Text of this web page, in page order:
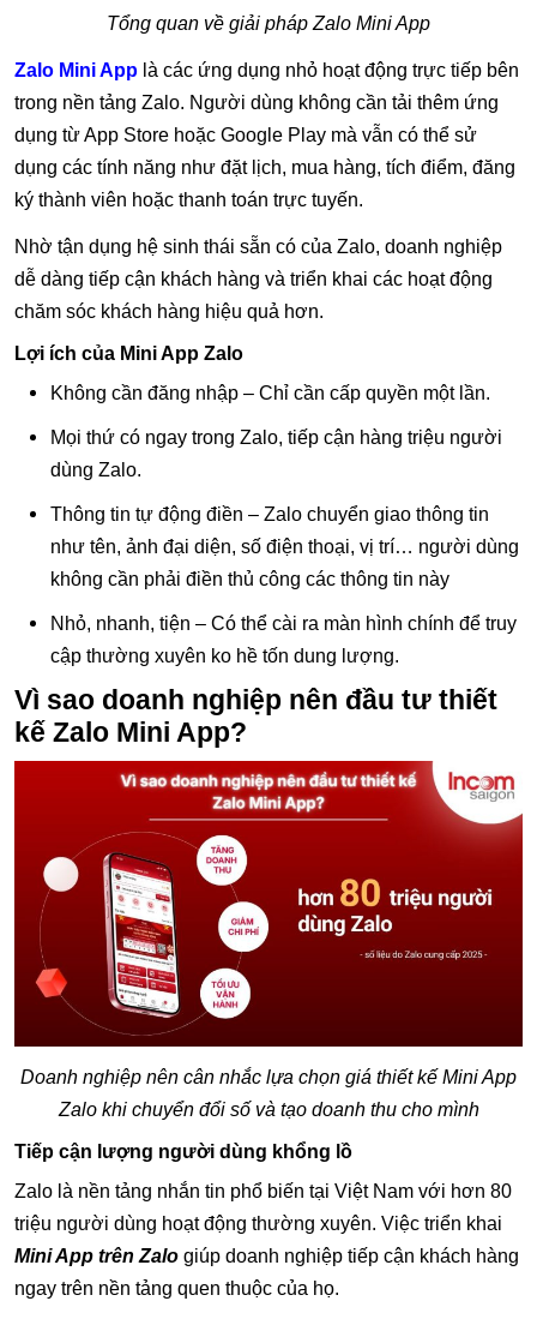
Tổng quan về giải pháp Zalo Mini App
Zalo Mini App là các ứng dụng nhỏ hoạt động trực tiếp bên
trong nền tảng Zalo. Người dùng không cần tải thêm ứng
dụng từ App Store hoặc Google Play mà vẫn có thể sử
dụng các tính năng như đặt lịch, mua hàng, tích điểm, đăng
ký thành viên hoặc thanh toán trực tuyến.
Nhờ tận dụng hệ sinh thái sẵn có của Zalo, doanh nghiệp
dễ dàng tiếp cận khách hàng và triển khai các hoạt động
chăm sóc khách hàng hiệu quả hơn.
Lợi ích của Mini App Zalo
Không cần đăng nhập – Chỉ cần cấp quyền một lần.
Mọi thứ có ngay trong Zalo, tiếp cận hàng triệu người
dùng Zalo.
Thông tin tự động điền – Zalo chuyển giao thông tin
như tên, ảnh đại diện, số điện thoại, vị trí… người dùng
không cần phải điền thủ công các thông tin này
Nhỏ, nhanh, tiện – Có thể cài ra màn hình chính để truy
cập thường xuyên ko hề tốn dung lượng.
Vì sao doanh nghiệp nên đầu tư thiết
kế Zalo Mini App?
Doanh nghiệp nên cân nhắc lựa chọn giá thiết kế Mini App
Zalo khi chuyển đổi số và tạo doanh thu cho mình
Tiếp cận lượng người dùng khổng lồ
Zalo là nền tảng nhắn tin phổ biến tại Việt Nam với hơn 80
triệu người dùng hoạt động thường xuyên. Việc triển khai
Mini App trên Zalo giúp doanh nghiệp tiếp cận khách hàng
ngay trên nền tảng quen thuộc của họ.